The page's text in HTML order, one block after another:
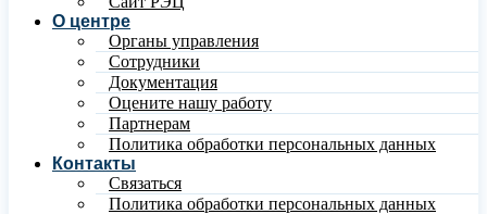
О центре
Органы управления
Сотрудники
Документация
Оцените нашу работу
Партнерам
Политика обработки персональных данных
Контакты
Связаться
Политика обработки персональных данных